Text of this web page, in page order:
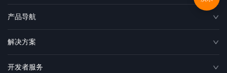
产品导航
解决方案
开发者服务